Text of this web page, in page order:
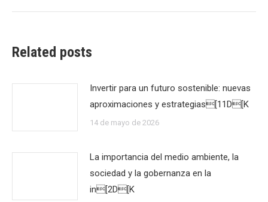
Related posts
Invertir para un futuro sostenible: nuevas
aproximaciones y estrategias[11D[K
14 de mayo de 2026
La importancia del medio ambiente, la
sociedad y la gobernanza en la
in[2D[K